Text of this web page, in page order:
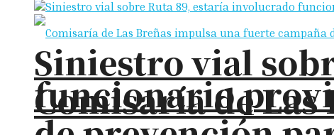
Comisaría de
Siniestro vial
funcionario